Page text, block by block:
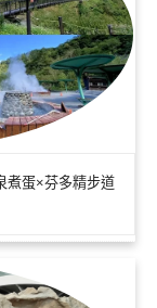
煮蛋×芬多精步道